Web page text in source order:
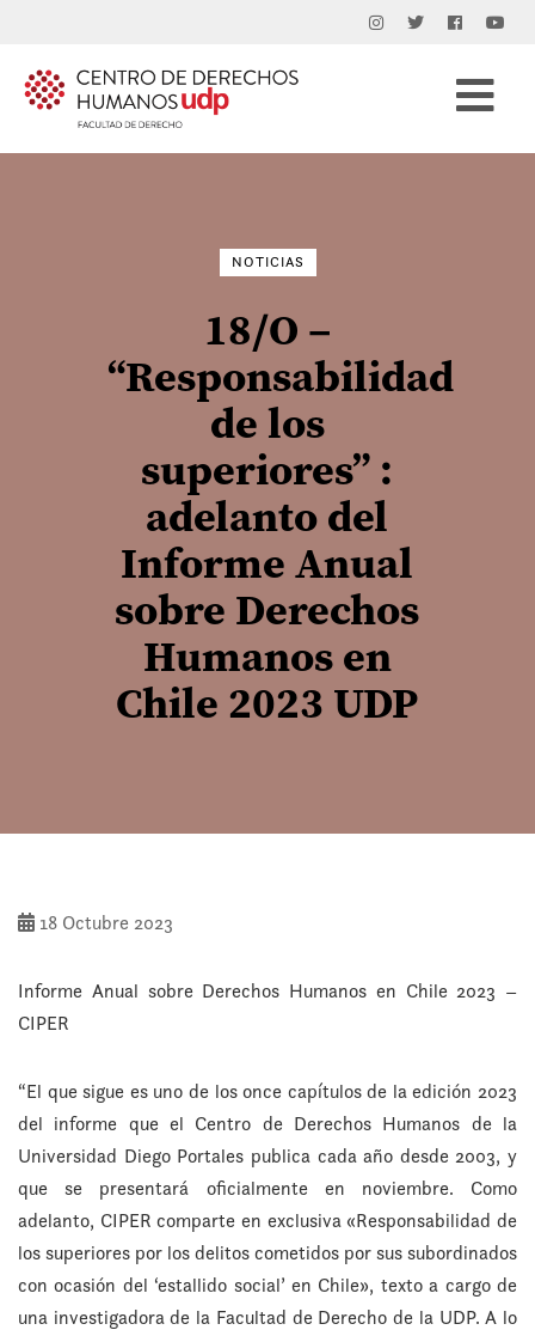
NOTICIAS
18/O –
“Responsabilidad
de los
superiores” :
adelanto del
Informe Anual
sobre Derechos
Humanos en
Chile 2023 UDP
18 Octubre 2023
Informe Anual sobre Derechos Humanos en Chile 2023 –
CIPER
“El que sigue es uno de los once capítulos de la edición 2023
del informe que el Centro de Derechos Humanos de la
Universidad Diego Portales publica cada año desde 2003, y
que se presentará oficialmente en noviembre. Como
adelanto, CIPER comparte en exclusiva «Responsabilidad de
los superiores por los delitos cometidos por sus subordinados
con ocasión del ‘estallido social’ en Chile», texto a cargo de
una investigadora de la Facultad de Derecho de la UDP. A lo